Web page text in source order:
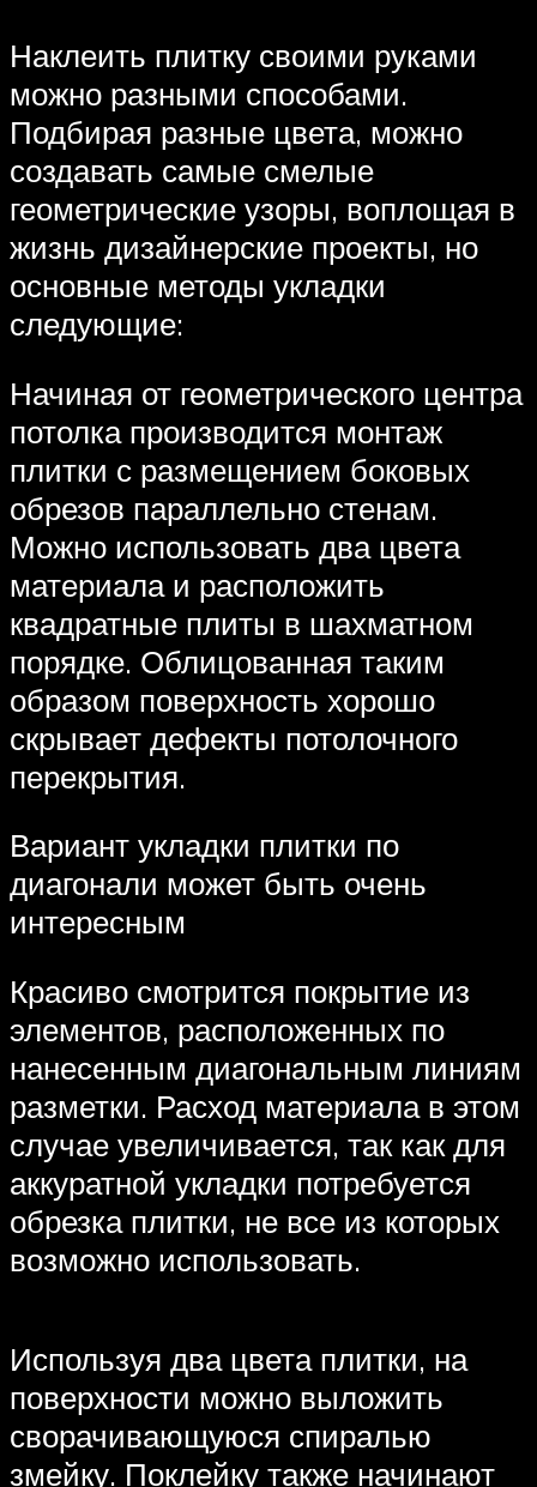
Наклеить плитку своими руками
можно разными способами.
Подбирая разные цвета, можно
создавать самые смелые
геометрические узоры, воплощая в
жизнь дизайнерские проекты, но
основные методы укладки
следующие:
Начиная от геометрического центра
потолка производится монтаж
плитки с размещением боковых
обрезов параллельно стенам.
Можно использовать два цвета
материала и расположить
квадратные плиты в шахматном
порядке. Облицованная таким
образом поверхность хорошо
скрывает дефекты потолочного
перекрытия.
Вариант укладки плитки по
диагонали может быть очень
интересным
Красиво смотрится покрытие из
элементов, расположенных по
нанесенным диагональным линиям
разметки. Расход материала в этом
случае увеличивается, так как для
аккуратной укладки потребуется
обрезка плитки, не все из которых
возможно использовать.
Используя два цвета плитки, на
поверхности можно выложить
сворачивающуюся спиралью
змейку. Поклейку также начинают